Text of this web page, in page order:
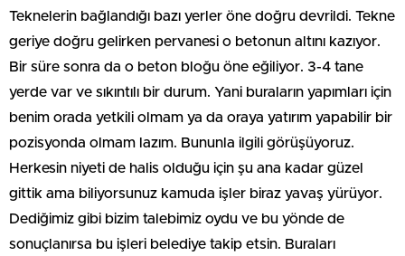
Teknelerin bağlandığı bazı yerler öne doğru devrildi. Tekne
geriye doğru gelirken pervanesi o betonun altını kazıyor.
Bir süre sonra da o beton bloğu öne eğiliyor. 3-4 tane
yerde var ve sıkıntılı bir durum. Yani buraların yapımları için
benim orada yetkili olmam ya da oraya yatırım yapabilir bir
pozisyonda olmam lazım. Bununla ilgili görüşüyoruz.
Herkesin niyeti de halis olduğu için şu ana kadar güzel
gittik ama biliyorsunuz kamuda işler biraz yavaş yürüyor.
Dediğimiz gibi bizim talebimiz oydu ve bu yönde de
sonuçlanırsa bu işleri belediye takip etsin. Buraları